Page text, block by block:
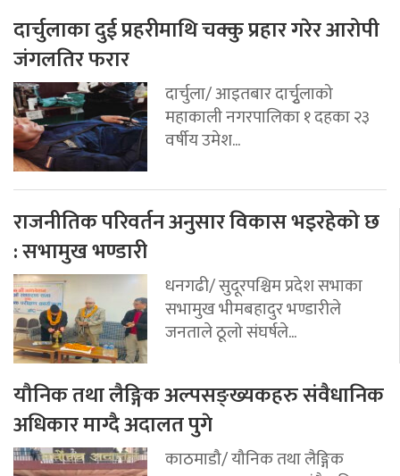
दार्चुलाका दुई प्रहरीमाथि चक्कु प्रहार गरेर आरोपी
जंगलतिर फरार
दार्चुला/ आइतबार दार्चुृलाको
महाकाली नगरपालिका १ दहका २३
वर्षीय उमेश...
राजनीतिक परिवर्तन अनुसार विकास भइरहेको छ
: सभामुख भण्डारी
धनगढी/ सुदूरपश्चिम प्रदेश सभाका
सभामुख भीमबहादुर भण्डारीले
जनताले ठूलो संघर्षले...
यौनिक तथा लैङ्गिक अल्पसङ्ख्यकहरु संवैधानिक
अधिकार माग्दै अदालत पुगे
काठमाडौ/ यौनिक तथा लैङ्गिक